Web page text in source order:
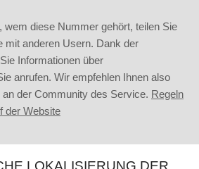
wem diese Nummer gehört, teilen Sie
mit anderen Usern. Dank der
Informationen über
anrufen. Wir empfehlen Ihnen also
der Community des Service. Regeln
der Website
LOKALISIERUNG DER